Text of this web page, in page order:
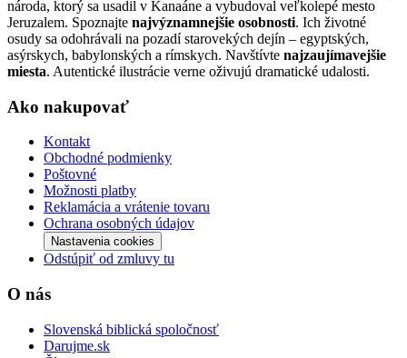
národa, ktorý sa usadil v Kanaáne a vybudoval veľkolepé mesto
Jeruzalem. Spoznajte najvýznamnejšie osobnosti. Ich životné
osudy sa odohrávali na pozadí starovekých dejín – egyptských,
asýrskych, babylonských a rímskych. Navštívte najzaujímavejšie
miesta. Autentické ilustrácie verne oživujú dramatické udalosti.
Ako nakupovať
Kontakt
Obchodné podmienky
Poštovné
Možnosti platby
Reklamácia a vrátenie tovaru
Ochrana osobných údajov
Nastavenia cookies
Odstúpiť od zmluvy tu
O nás
Slovenská biblická spoločnosť
Darujme.sk